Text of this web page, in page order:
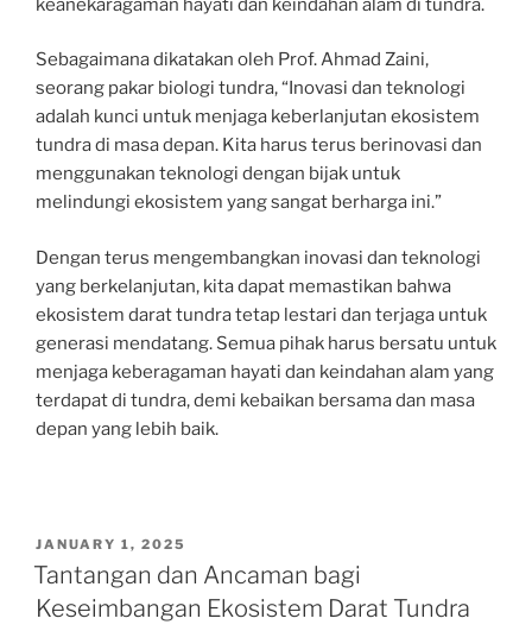
Sebagaimana dikatakan oleh Prof. Ahmad Zaini,
seorang pakar biologi tundra, “Inovasi dan teknologi
adalah kunci untuk menjaga keberlanjutan ekosistem
tundra di masa depan. Kita harus terus berinovasi dan
menggunakan teknologi dengan bijak untuk
melindungi ekosistem yang sangat berharga ini.”
Dengan terus mengembangkan inovasi dan teknologi
yang berkelanjutan, kita dapat memastikan bahwa
ekosistem darat tundra tetap lestari dan terjaga untuk
generasi mendatang. Semua pihak harus bersatu untuk
menjaga keberagaman hayati dan keindahan alam yang
terdapat di tundra, demi kebaikan bersama dan masa
depan yang lebih baik.
POSTED
ON
JANUARY 1, 2025
Tantangan dan Ancaman bagi
Keseimbangan Ekosistem Darat Tundra